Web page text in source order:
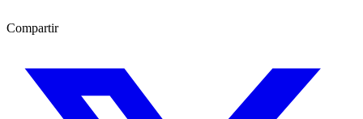
Compartir